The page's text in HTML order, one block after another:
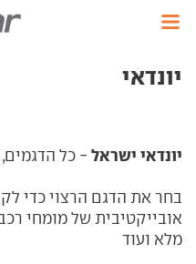
יונדאי
יונדאי ישראל - כל
בחר את הדגם הרצוי כדי
אובייקטיבית של מומחי
מלא ועוד